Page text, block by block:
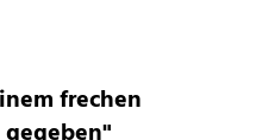
frechen